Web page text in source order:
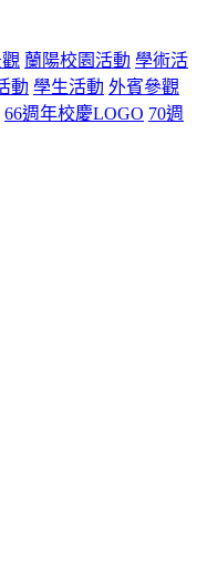
蘭陽校園活動 學術活
動 學生活動 外賓參觀
66週年校慶LOGO 70週